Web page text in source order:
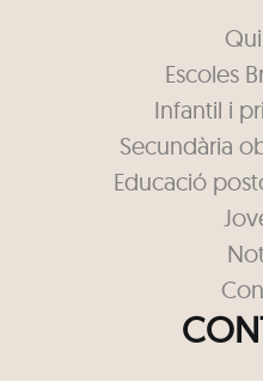
Escoles
Infantil i
Secundària
Educació